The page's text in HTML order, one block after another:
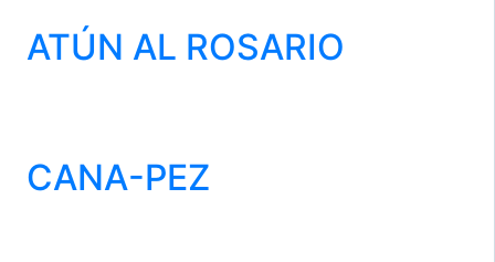
ATÚN AL ROSARIO
CANA-PEZ